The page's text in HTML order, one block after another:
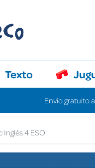
Texto
Envío gratuito
Inglés 4 ESO